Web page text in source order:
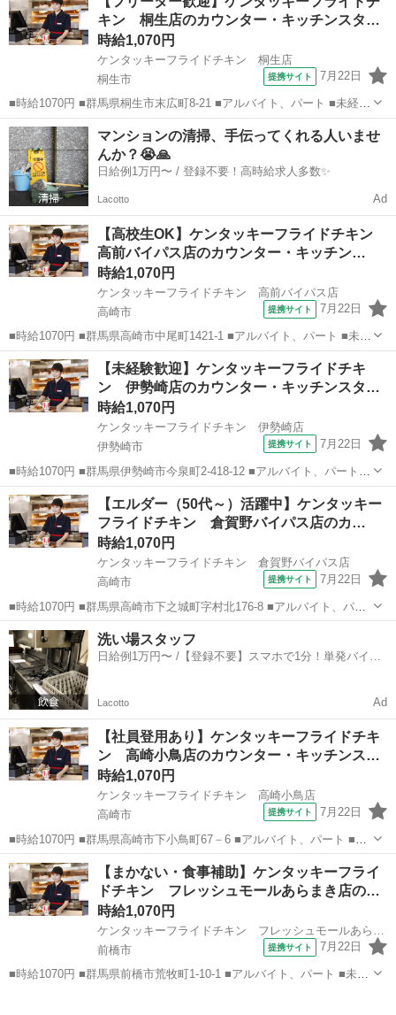
中、エルダー（50代～）活躍中、シニア（60代～）活躍中、ボーナ
ス・賞与あり、昇...キン 桐生店のカウンター・キッチンスタ…
時給1,070円
ケンタッキーフライドチキン 桐生店
桐生市
提携サイト 7月22日
■時給1070円 ■群馬県桐生市末広町8-21 ■アルバイト、パート ■未経験
歓迎、高校生OK、フリーター歓迎、ミドル（40代～）活躍中、エルダ
ー（50代～）活躍中、シニア（60代～）活躍中、ボーナス・賞与あ
り、昇給あり、週...
群馬 桐生市 ファーストフード
マンションの清掃、手伝ってくれる人いませ
んか？😭🙏
日給例1万円〜 / 登録不要！高時給求人多数✨
Lacotto Ad
【高校生OK】ケンタッキーフライドチキン
高前バイパス店のカウンター・キッチン…
時給1,070円
ケンタッキーフライドチキン 高前バイパス店
高崎市
提携サイト 7月22日
■時給1070円 ■群馬県高崎市中尾町1421-1 ■アルバイト、パート ■未経
験歓迎、高校生OK、フリーター歓迎、ミドル（40代～）活躍中、エル
ダー（50代～）活躍中、シニア（60代～）活躍中、ボーナス・賞与あ
り、昇給あり...
群馬 高崎市 ファーストフード
【未経験歓迎】ケンタッキーフライドチキ
ン 伊勢崎店のカウンター・キッチンスタッ
フ
時給1,070円
ケンタッキーフライドチキン 伊勢崎店
伊勢崎市
提携サイト 7月22日
■時給1070円 ■群馬県伊勢崎市今泉町2-418-12 ■アルバイト、パート ■
未経験歓迎、高校生OK、フリーター歓迎、ミドル（40代～）活躍中、
エルダー（50代～）活躍中、シニア（60代～）活躍中、ボーナス・賞
与あり、昇...
群馬 伊勢崎市 ファーストフード
【エルダー（50代～）活躍中】ケンタッキー
フライドチキン 倉賀野バイパス店のカ…
時給1,070円
ケンタッキーフライドチキン 倉賀野バイパス店
高崎市
提携サイト 7月22日
■時給1070円 ■群馬県高崎市下之城町字村北176-8 ■アルバイト、パー
ト ■未経験歓迎、高校生OK、フリーター歓迎、ミドル（40代～）活躍
中、エルダー（50代～）活躍中、シニア（60代～）活躍中、ボーナ
ス・賞与あり、昇...
群馬 高崎市 ファーストフード
洗い場スタッフ
日給例1万円〜 /【登録不要】スマホで1分！単発バイト
Lacotto Ad
【社員登用あり】ケンタッキーフライドチキ
ン 高崎小鳥店のカウンター・キッチンス…
時給1,070円
ケンタッキーフライドチキン 高崎小鳥店
高崎市
提携サイト 7月22日
■時給1070円 ■群馬県高崎市下小鳥町67－6 ■アルバイト、パート ■未
経験歓迎、高校生OK、フリーター歓迎、ミドル（40代～）活躍中、エ
ルダー（50代～）活躍中、シニア（60代～）活躍中、ボーナス・賞与
あり、昇給あり、...
群馬 高崎市 ファーストフード
【まかない・食事補助】ケンタッキーフライ
ドチキン フレッシュモールあらまき店の…
時給1,070円
前橋市
提携サイト 7月22日
■時給1070円 ■群馬県前橋市荒牧町1-10-1 ■アルバイト、パート ■未経